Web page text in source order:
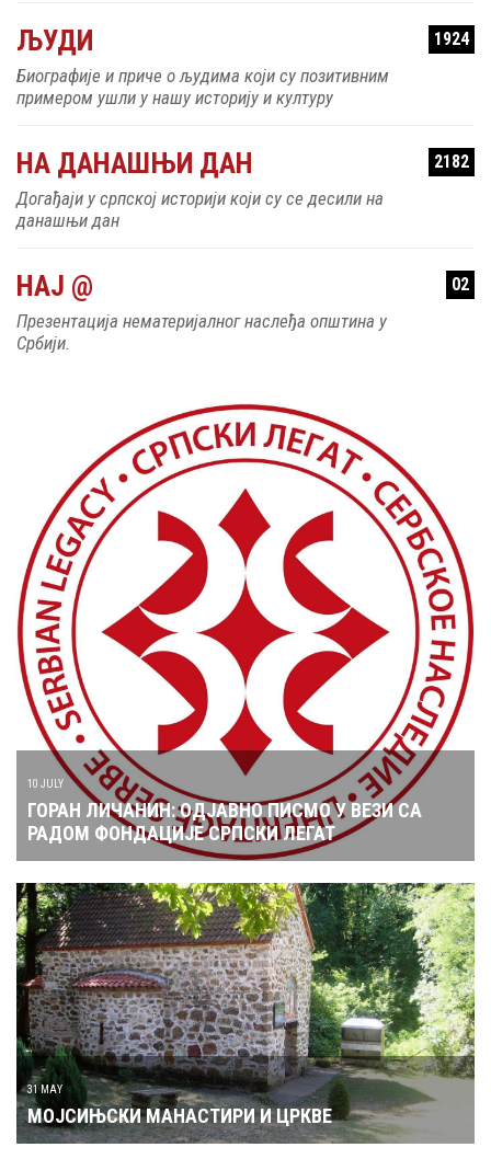
ЉУДИ 1924
Биографије и приче о људима који су позитивним
примером ушли у нашу историју и културу
НА ДАНАШЊИ ДАН 2182
Догађаји у српској историји који су се десили на
данашњи дан
НАЈ @ 02
Презентација нематеријалног наслеђа општина у
Србији.
10 JULY
ГОРАН ЛИЧАНИН: ОДЈАВНО ПИСМО У ВЕЗИ СА
РАДОМ ФОНДАЦИЈЕ СРПСКИ ЛЕГАТ
31 MAY
МОЈСИЊСКИ МАНАСТИРИ И ЦРКВЕ